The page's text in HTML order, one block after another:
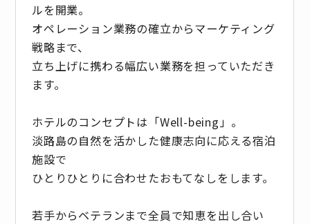
ルを開業。
オペレーション業務の確立からマーケティング
戦略まで、
立ち上げに携わる幅広い業務を担っていただき
ます。
ホテルのコンセプトは「Well-being」。
淡路島の自然を活かした健康志向に応える宿泊
施設で
ひとりひとりに合わせたおもてなしをします。
若手からベテランまで全員で知恵を出し合い